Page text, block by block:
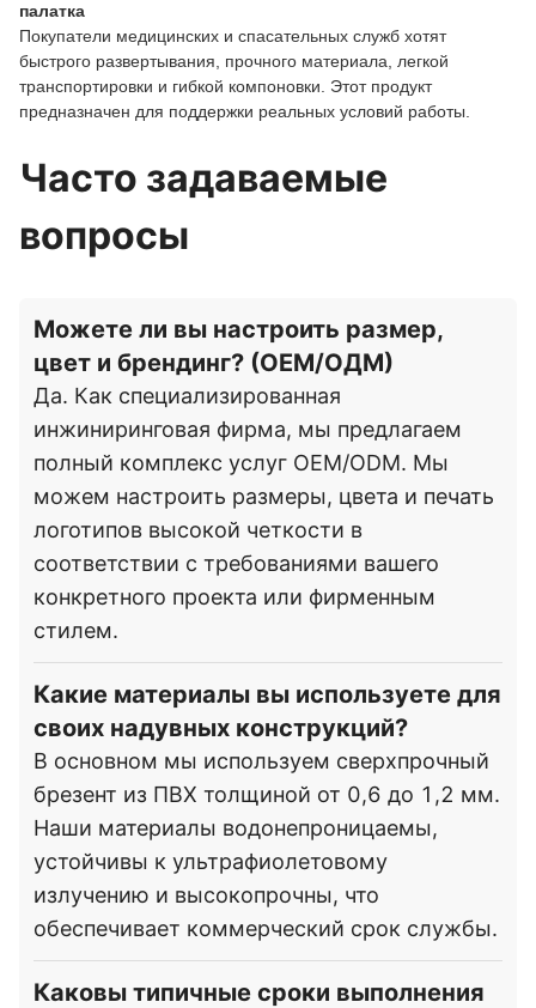
палатка
Покупатели медицинских и спасательных служб хотят
быстрого развертывания, прочного материала, легкой
транспортировки и гибкой компоновки. Этот продукт
предназначен для поддержки реальных условий работы.
Часто задаваемые
вопросы
Можете ли вы настроить размер,
цвет и брендинг? (ОЕМ/ОДМ)
Да. Как специализированная
инжиниринговая фирма, мы предлагаем
полный комплекс услуг OEM/ODM. Мы
можем настроить размеры, цвета и печать
логотипов высокой четкости в
соответствии с требованиями вашего
конкретного проекта или фирменным
стилем.
Какие материалы вы используете для
своих надувных конструкций?
В основном мы используем сверхпрочный
брезент из ПВХ толщиной от 0,6 до 1,2 мм.
Наши материалы водонепроницаемы,
устойчивы к ультрафиолетовому
излучению и высокопрочны, что
обеспечивает коммерческий срок службы.
Каковы типичные сроки выполнения